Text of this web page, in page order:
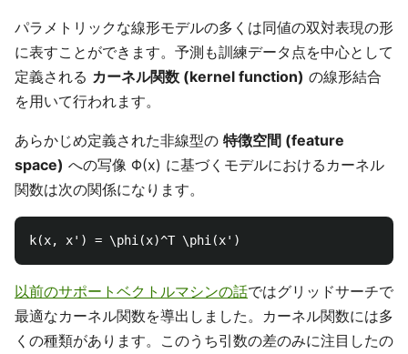
パラメトリックな線形モデルの多くは同値の双対表現の形
に表すことができます。予測も訓練データ点を中心として
定義される カーネル関数 (kernel function) の線形結合
を用いて行われます。
あらかじめ定義された非線型の 特徴空間 (feature
space) への写像 Φ(x) に基づくモデルにおけるカーネル
関数は次の関係になります。
以前のサポートベクトルマシンの話ではグリッドサーチで
最適なカーネル関数を導出しました。カーネル関数には多
くの種類があります。このうち引数の差のみに注目したの